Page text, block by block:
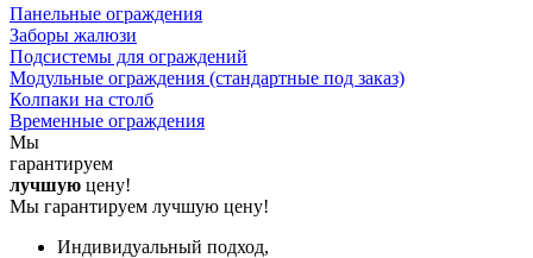
Панельные ограждения
Заборы жалюзи
Подсистемы для ограждений
Модульные ограждения (стандартные под заказ)
Колпаки на столб
Временные ограждения
Мы
гарантируем
лучшую цену!
Мы гарантируем лучшую цену!
Индивидуальный подход,